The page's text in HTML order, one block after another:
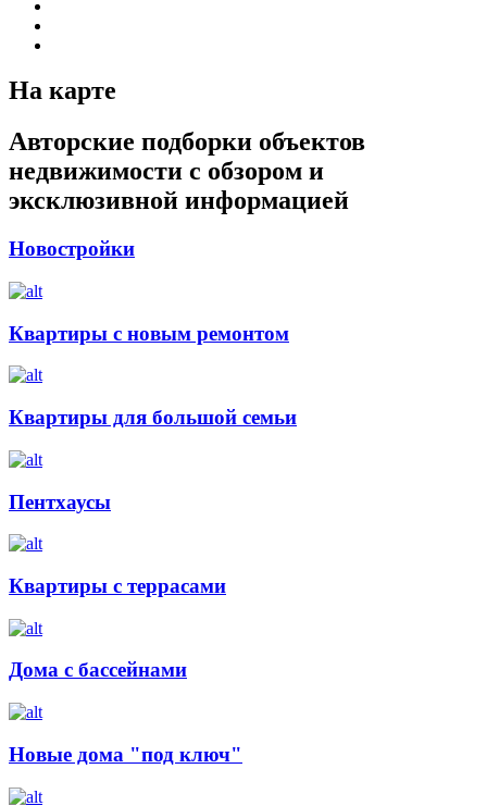
На карте
Авторские подборки объектов
недвижимости с обзором и
эксклюзивной информацией
Новостройки
Квартиры с новым ремонтом
Квартиры для большой семьи
Пентхаусы
Квартиры с террасами
Дома с бассейнами
Новые дома "под ключ"